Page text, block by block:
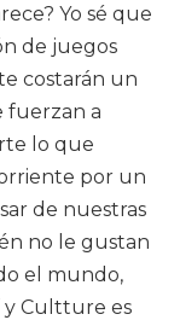
Yo sé que
de juegos
costarán un
fuerzan a
lo que
por un
de nuestras
no le gustan
el mundo,
y Cultture es